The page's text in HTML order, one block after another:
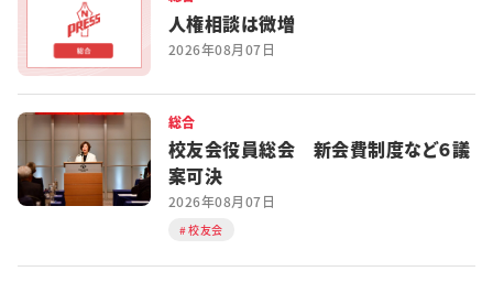
人権相談は微増
2026年08月07日
総合
校友会役員総会 新会費制度など６議
案可決
2026年08月07日
校友会